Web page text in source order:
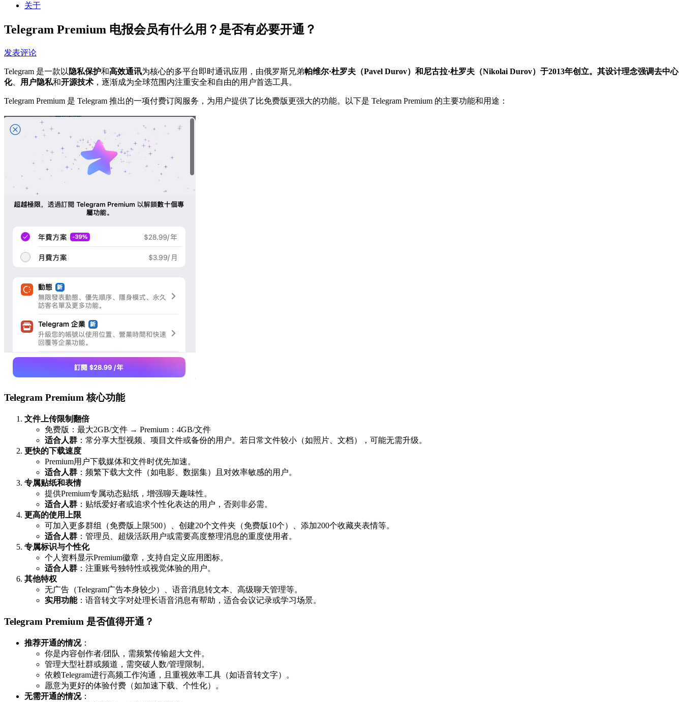
关于
Telegram Premium 电报会员有什么用？是否有必要开通？
发表评论
Telegram 是一款以 隐私保护和高效通讯为核心的多平台即时通讯应用，由俄罗斯兄弟帕维尔·杜罗夫（Pavel Durov）和尼古拉·杜罗夫（Nikolai Durov）于2013年创立。其设计理念强调去中心
化、 用户隐私和开源技术 ，逐渐成为全球范围内注重安全和自由的用户首选工具。
Telegram Premium 是 Telegram 推出的一项付费订阅服务，为用户提供了比免费版更强大的功能。以下是 Telegram Premium 的主要功能和用途：
Telegram Premium 核心功能
文件上传限制翻倍
免费版：最大2GB/文件 → Premium：4GB/文件
适合人群 ：常分享大型视频、项目文件或备份的用户。若日常文件较小（如照片、文档），可能无需升级。
更快的下载速度
Premium用户下载媒体和文件时优先加速。
适合人群 ：频繁下载大文件（如电影、数据集）且对效率敏感的用户。
专属贴纸和表情
提供Premium专属动态贴纸，增强聊天趣味性。
适合人群 ：贴纸爱好者或追求个性化表达的用户，否则非必需。
更高的使用上限
可加入更多群组（免费版上限500）、创建20个文件夹（免费版10个）、添加200个收藏夹表情等。
适合人群 ：管理员、超级活跃用户或需要高度整理消息的重度使用者。
专属标识与个性化
个人资料显示Premium徽章，支持自定义应用图标。
适合人群 ：注重账号独特性或视觉体验的用户。
其他特权
无广告（Telegram广告本身较少）、语音消息转文本、高级聊天管理等。
实用功能：语音转文字对处理长语音消息有帮助，适合会议记录或学习场景。
Telegram Premium 是否值得开通？
推荐开通的情况：
你是内容创作者/团队，需频繁传输超大文件。
管理大型社群或频道，需突破人数/管理限制。
依赖Telegram进行高频工作沟通，且重视效率工具（如语音转文字）。
愿意为更好的体验付费（如加速下载、个性化）。
无需开通的情况：